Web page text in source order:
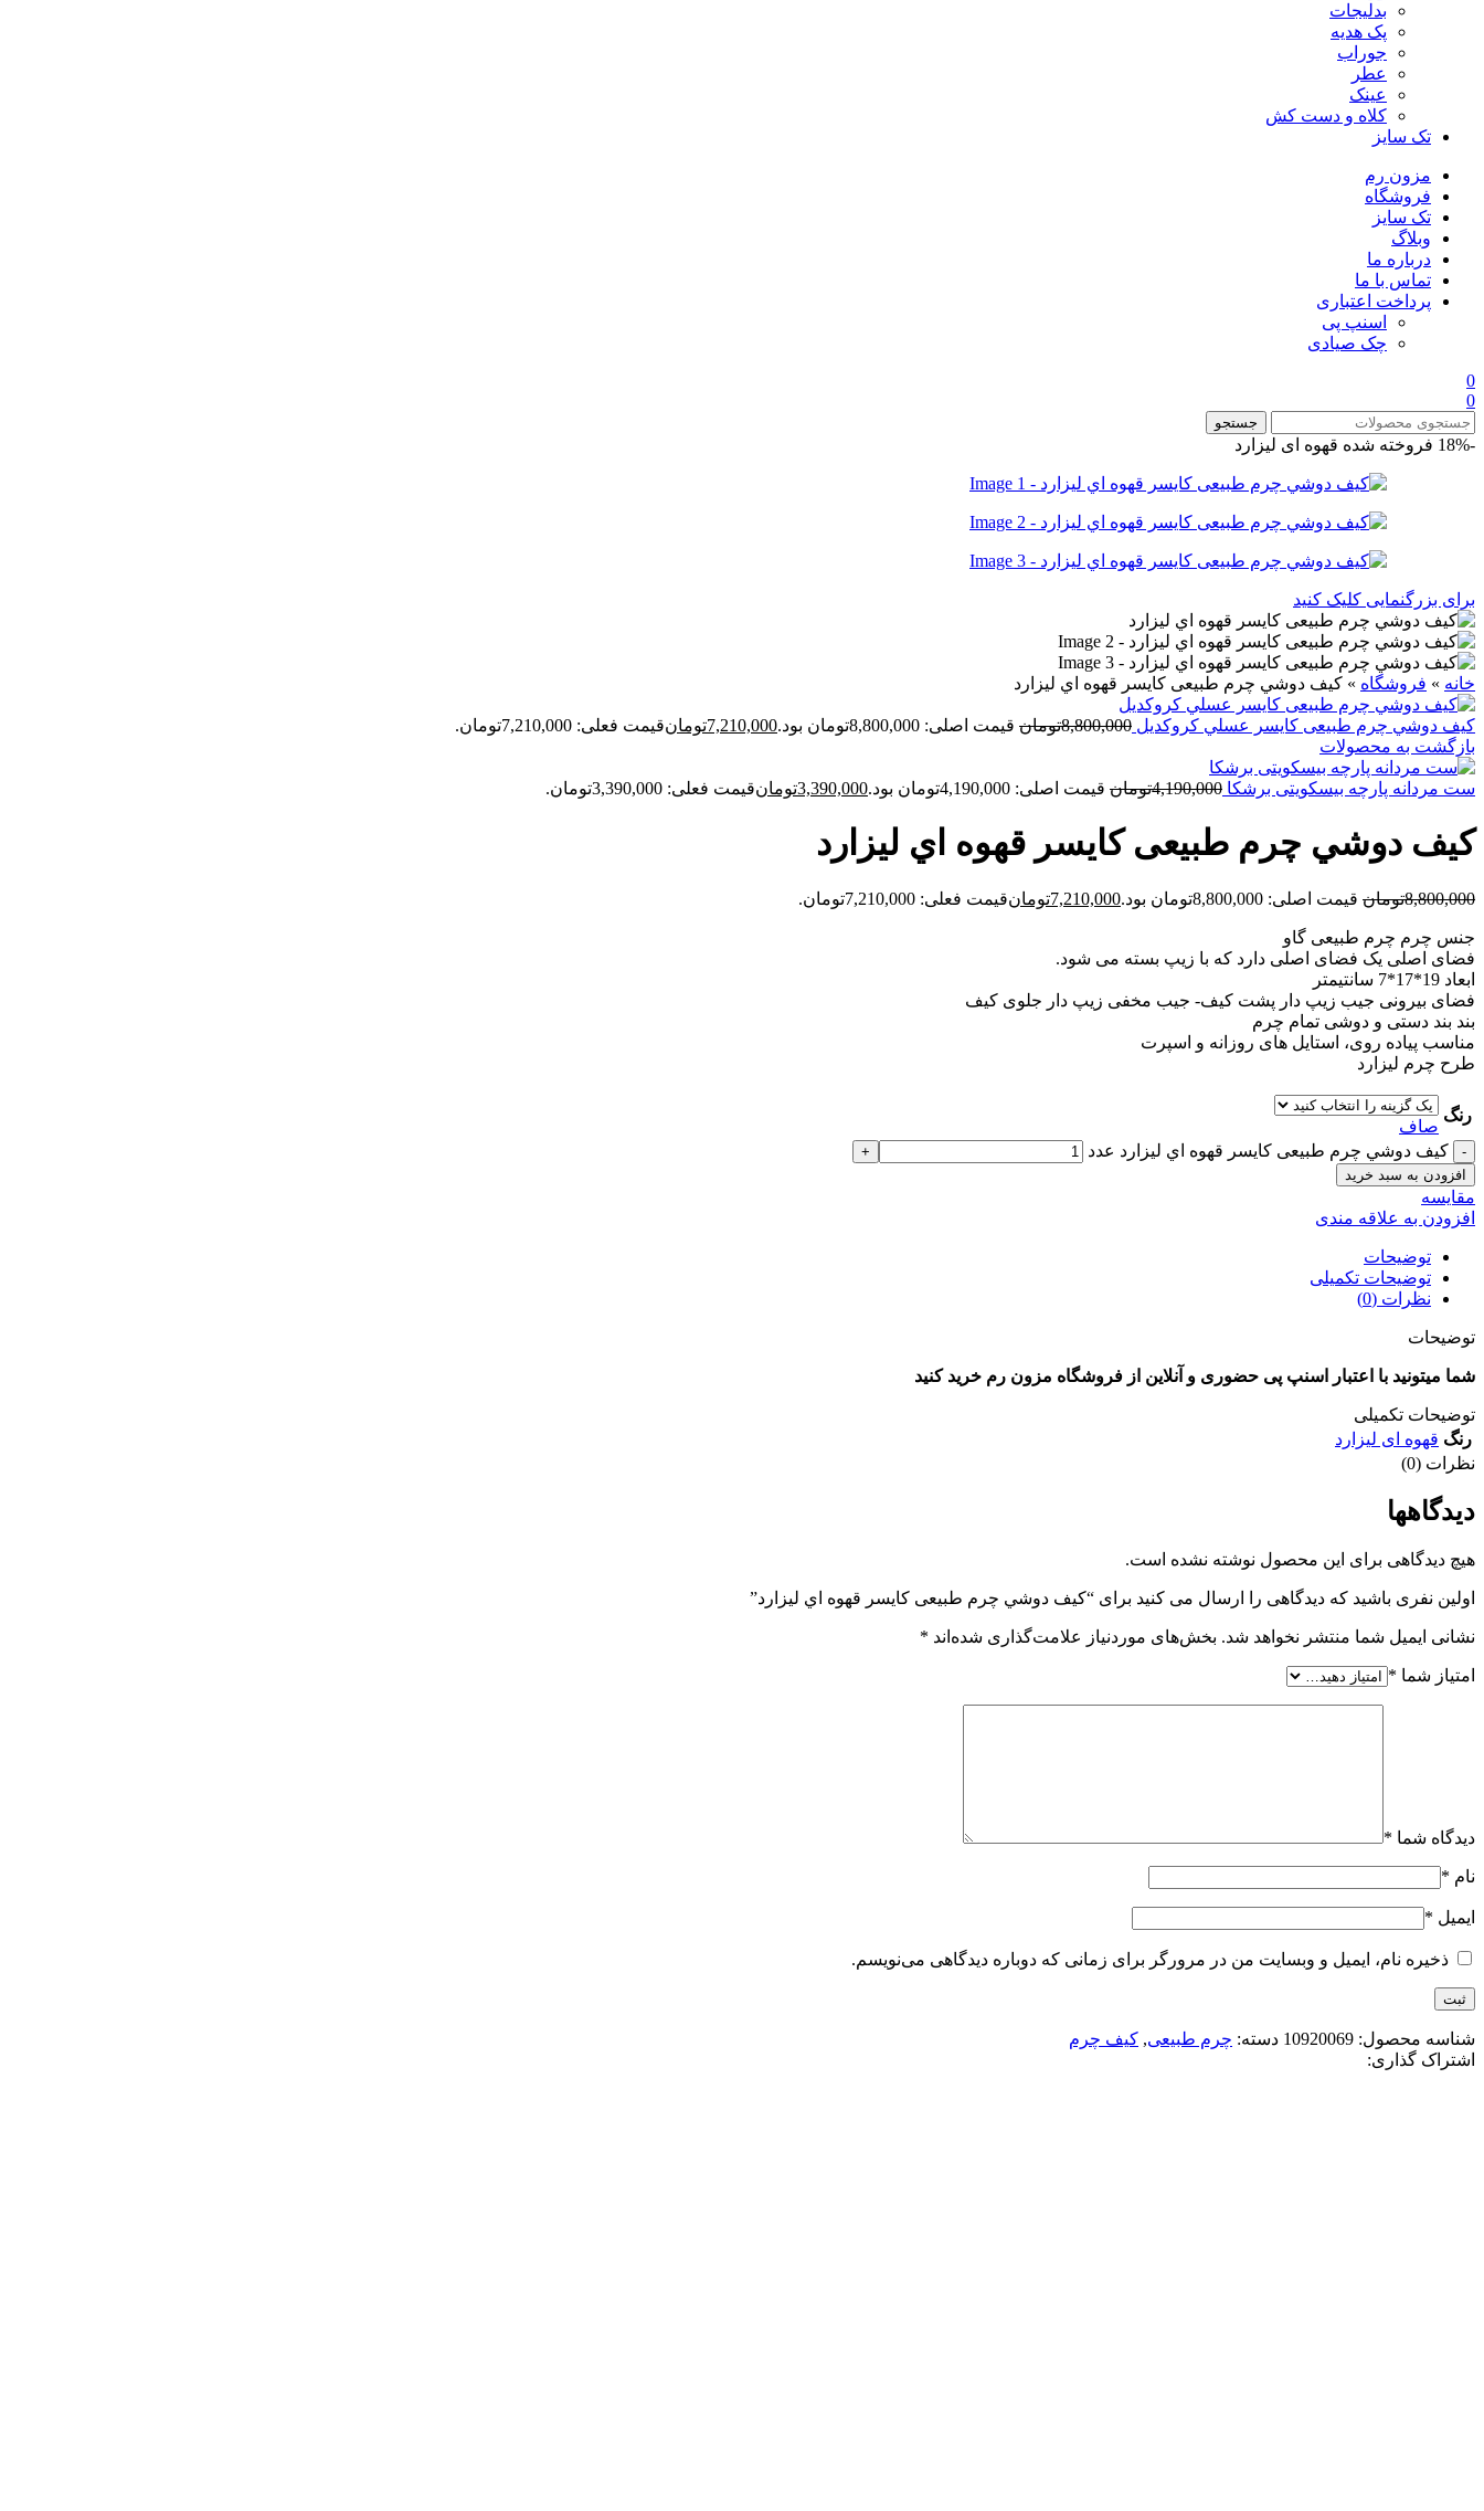
بدلیجات
پک هدیه
جوراب
عطر
عینک
کلاه و دست کش
تک سایز
مزون رم
فروشگاه
تک سایز
وبلاگ
درباره ما
تماس با ما
پرداخت اعتباری
اسنپ پی
چک صیادی
0
0
جستجو
-18% فروخته شده قهوه ای لیزارد
برای بزرگنمایی کلیک کنید
خانه » فروشگاه » کيف دوشي چرم طبیعی کايسر قهوه اي ليزارد
کيف دوشي چرم طبیعی کايسر عسلي کروکدیل 8,800,000تومان قیمت اصلی: 8,800,000تومان بود. 7,210,000تومانقیمت فعلی: 7,210,000تومان.
بازگشت به محصولات
ست مردانه پارچه بیسکویتی برشکا 4,190,000تومان قیمت اصلی: 4,190,000تومان بود. 3,390,000تومانقیمت فعلی: 3,390,000تومان.
کيف دوشي چرم طبیعی کايسر قهوه اي ليزارد
8,800,000تومان قیمت اصلی: 8,800,000تومان بود. 7,210,000تومانقیمت فعلی: 7,210,000تومان.
جنس چرم چرم طبیعی گاو
فضای اصلی یک فضای اصلی دارد که با زیپ بسته می شود.
ابعاد 19*17*7 سانتیمتر
فضای بیرونی جیب زیپ دار پشت کیف- جیب مخفی زیپ دار جلوی کیف
بند بند دستی و دوشی تمام چرم
مناسب پیاده روی، استایل های روزانه و اسپرت
طرح چرم لیزارد
رنگ
صاف
کيف دوشي چرم طبیعی کايسر قهوه اي ليزارد عدد
افزودن به سبد خرید
مقايسه
افزودن به علاقه مندی
توضیحات
توضیحات تکمیلی
نظرات (0)
توضیحات
شما میتونید با اعتبار اسنپ پی حضوری و آنلاین از فروشگاه مزون رم خرید کنید
توضیحات تکمیلی
رنگ قهوه ای لیزارد
نظرات (0)
دیدگاهها
هیچ دیدگاهی برای این محصول نوشته نشده است.
اولین نفری باشید که دیدگاهی را ارسال می کنید برای “کيف دوشي چرم طبیعی کايسر قهوه اي ليزارد”
نشانی ایمیل شما منتشر نخواهد شد. بخش‌های موردنیاز علامت‌گذاری شده‌اند *
امتیاز شما *
دیدگاه شما *
نام *
ایمیل *
ذخیره نام، ایمیل و وبسایت من در مرورگر برای زمانی که دوباره دیدگاهی می‌نویسم.
شناسه محصول: 10920069 دسته: چرم طبیعی, کیف چرم
اشتراک گذاری: